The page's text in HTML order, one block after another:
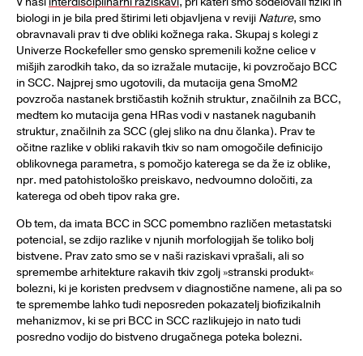
biologi in je bila pred štirimi leti objavljena v reviji Nature, smo
obravnavali prav ti dve obliki kožnega raka. Skupaj s kolegi z
Univerze Rockefeller smo gensko spremenili kožne celice v
mišjih zarodkih tako, da so izražale mutacije, ki povzročajo BCC
in SCC. Najprej smo ugotovili, da mutacija gena SmoM2
povzroča nastanek brstičastih kožnih struktur, značilnih za BCC,
medtem ko mutacija gena HRas vodi v nastanek nagubanih
struktur, značilnih za SCC (glej sliko na dnu članka). Prav te
očitne razlike v obliki rakavih tkiv so nam omogočile definicijo
oblikovnega parametra, s pomočjo katerega se da že iz oblike,
npr. med patohistološko preiskavo, nedvoumno določiti, za
katerega od obeh tipov raka gre.
Ob tem, da imata BCC in SCC pomembno različen metastatski
potencial, se zdijo razlike v njunih morfologijah še toliko bolj
bistvene. Prav zato smo se v naši raziskavi vprašali, ali so
spremembe arhitekture rakavih tkiv zgolj »stranski produkt«
bolezni, ki je koristen predvsem v diagnostične namene, ali pa so
te spremembe lahko tudi neposreden pokazatelj biofizikalnih
mehanizmov, ki se pri BCC in SCC razlikujejo in nato tudi
posredno vodijo do bistveno drugačnega poteka bolezni.